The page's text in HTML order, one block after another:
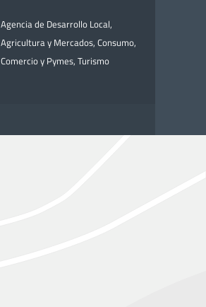
Agencia de Desarrollo Local,
Agricultura y Mercados, Consumo,
Comercio y Pymes, Turismo